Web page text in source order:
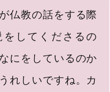
仏教の話をする際
してくださるの
にをしているのか
れしいですね。カ